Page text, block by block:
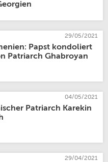
29/05/2021
Papst kondoliert
Patriarch Ghabroyan
04/05/2021
Patriarch Karekin
29/04/2021